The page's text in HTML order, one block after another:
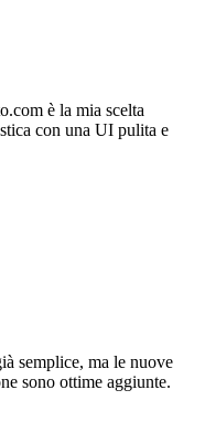
è la mia scelta
con una UI pulita e
semplice, ma le nuove
sono ottime aggiunte.